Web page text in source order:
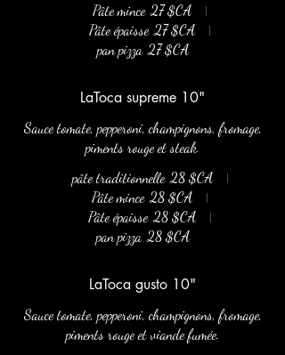
Pâte mince 27 $CA
Pâte épaisse 27 $CA
pan pizza 27 $CA
LaToca supreme 10"
Sauce tomate, pepperoni, champignons, fromage,
piments rouge et steak.
pâte traditionnelle 28 $CA
Pâte mince 28 $CA
Pâte épaisse 28 $CA
pan pizza 28 $CA
LaToca gusto 10"
Sauce tomate, pepperoni, champignons, fromage,
piments rouge et viande fumée.